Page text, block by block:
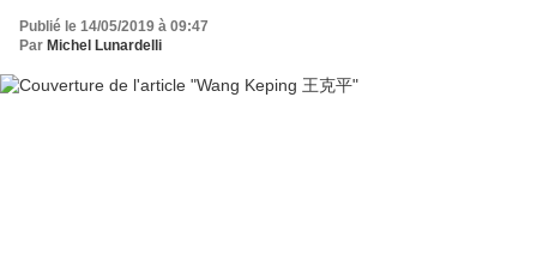
Publié le 14/05/2019 à 09:47
Par Michel Lunardelli